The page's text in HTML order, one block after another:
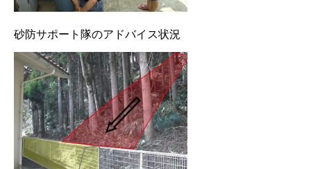
砂防サポート隊のアドバイス状況